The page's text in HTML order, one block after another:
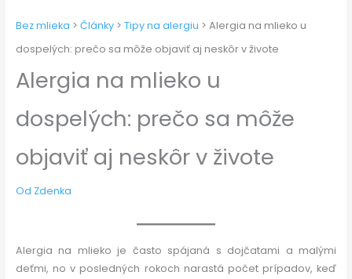
Bez mlieka > Články> Tipy na alergiu > Alergia na mlieko u
dospelých: prečo sa môže objaviť aj neskôr v živote
Alergia na mlieko u
dospelých: prečo sa môže
objaviť aj neskôr v živote
Od Zdenka
Alergia na mlieko je často spájaná s dojčatami a malými
deťmi, no v posledných rokoch narastá počet prípadov, keď